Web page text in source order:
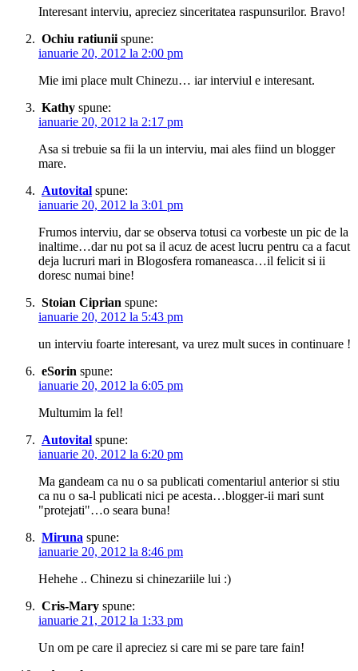
Interesant interviu, apreciez sinceritatea raspunsurilor. Bravo!
Ochiu ratiunii spune:
ianuarie 20, 2012 la 2:00 pm
Mie imi place mult Chinezu… iar interviul e interesant.
Kathy spune:
ianuarie 20, 2012 la 2:17 pm
Asa si trebuie sa fii la un interviu, mai ales fiind un blogger
mare.
Autovital spune:
ianuarie 20, 2012 la 3:01 pm
Frumos interviu, dar se observa totusi ca vorbeste un pic de la
inaltime…dar nu pot sa il acuz de acest lucru pentru ca a facut
deja lucruri mari in Blogosfera romaneasca…il felicit si ii
doresc numai bine!
Stoian Ciprian spune:
ianuarie 20, 2012 la 5:43 pm
un interviu foarte interesant, va urez mult suces in continuare !
eSorin spune:
ianuarie 20, 2012 la 6:05 pm
Multumim la fel!
Autovital spune:
ianuarie 20, 2012 la 6:20 pm
Ma gandeam ca nu o sa publicati comentariul anterior si stiu
ca nu o sa-l publicati nici pe acesta…blogger-ii mari sunt
"protejati"…o seara buna!
Miruna spune:
ianuarie 20, 2012 la 8:46 pm
Hehehe .. Chinezu si chinezariile lui :)
Cris-Mary spune:
ianuarie 21, 2012 la 1:33 pm
Un om pe care il apreciez si care mi se pare tare fain!